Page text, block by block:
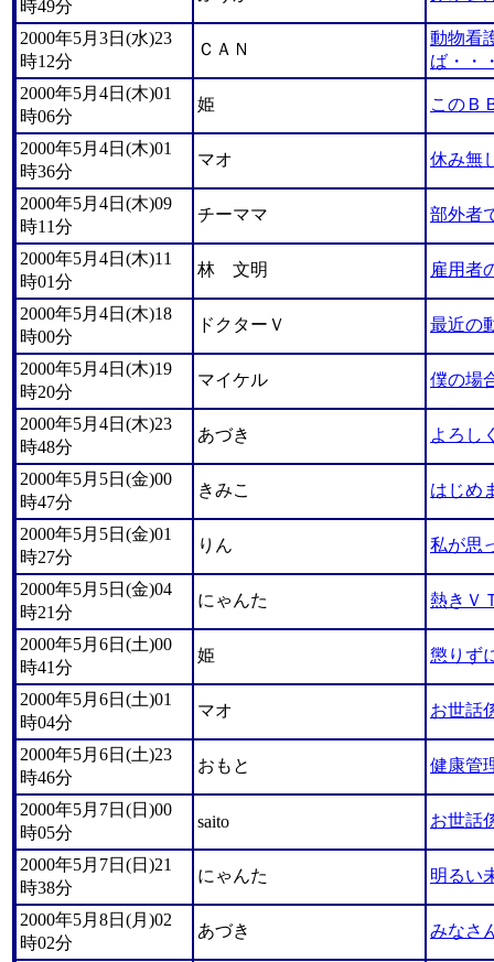
時49分
2000年5月3日(水)23
時12分
ＣＡＮ
動物看
ば・・
2000年5月4日(木)01
時06分
姫 このＢ
2000年5月4日(木)01
時36分
マオ 休み無
2000年5月4日(木)09
時11分
チーママ 部外者
2000年5月4日(木)11
時01分
林 文明 雇用者
2000年5月4日(木)18
時00分
ドクターＶ 最近の
2000年5月4日(木)19
時20分
マイケル 僕の場
2000年5月4日(木)23
時48分
あづき よろし
2000年5月5日(金)00
時47分
きみこ はじめ
2000年5月5日(金)01
時27分
りん 私が思
2000年5月5日(金)04
時21分
にゃんた 熱きＶ
2000年5月6日(土)00
時41分
姫 懲りず
2000年5月6日(土)01
時04分
マオ お世話
2000年5月6日(土)23
時46分
おもと 健康管
2000年5月7日(日)00
時05分
saito お世話
2000年5月7日(日)21
時38分
にゃんた 明るい
2000年5月8日(月)02
時02分
あづき みなさ